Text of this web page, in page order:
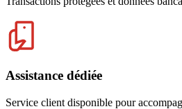
Assistance dédiée
Service client disponible pour